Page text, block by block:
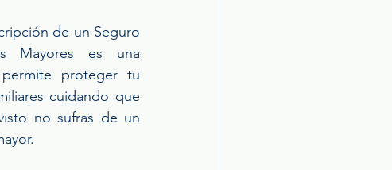
de un Seguro
Mayores es una
proteger tu
cuidando que
no sufras de un